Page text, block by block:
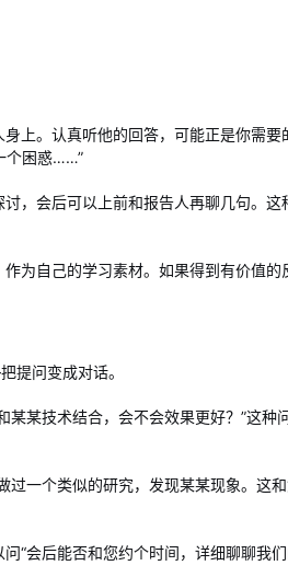
上。认真听他的回答，可能正是你需
个困惑……”
，会后可以上前和报告人再聊几句。
为自己的学习素材。如果得到有价值
提问变成对话。
某某技术结合，会不会效果更好？”这种
过一个类似的研究，发现某某现象。这
“会后能否和您约个时间，详细聊聊我